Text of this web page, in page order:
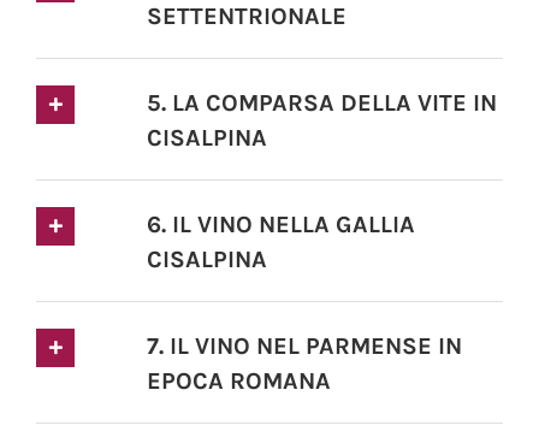
SETTENTRIONALE
5. LA COMPARSA DELLA VITE IN
CISALPINA
6. IL VINO NELLA GALLIA
CISALPINA
7. IL VINO NEL PARMENSE IN
EPOCA ROMANA